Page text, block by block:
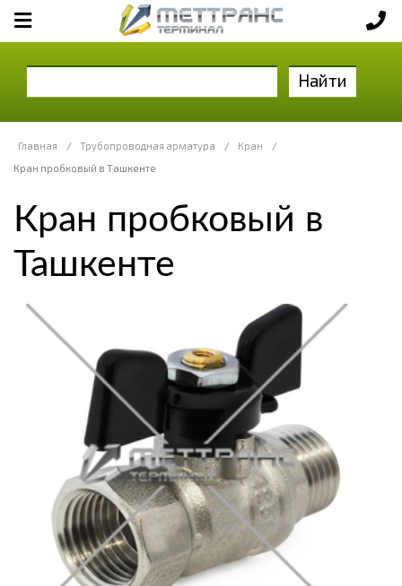
Найти
Главная / Трубопроводная арматура / Кран
/
Кран пробковый в Ташкенте
Кран пробковый в
Ташкенте